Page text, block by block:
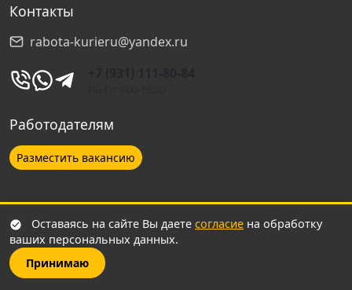
Ступино
Брянск
Владикавказ
Нальчик
Контакты
rabota-kurieru@yandex.ru
Работодателям
Разместить вакансию
Соискателям
Стать курьером
Оставаясь на сайте Вы даете согласие на обработку
ваших персональных данных.
Принимаю